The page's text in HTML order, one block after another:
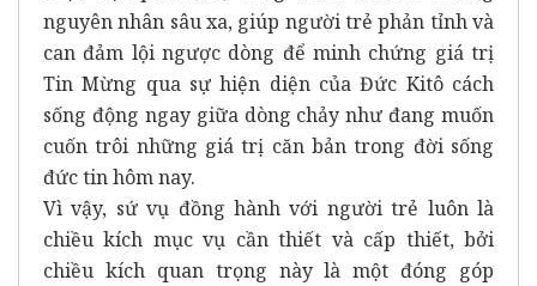
nguyên nhân sâu xa, giúp người trẻ phản tỉnh và
can đảm lội ngược dòng để minh chứng giá trị
Tin Mừng qua sự hiện diện của Đức Kitô cách
sống động ngay giữa dòng chảy như đang muốn
cuốn trôi những giá trị căn bản trong đời sống
đức tin hôm nay.
Vì vậy, sứ vụ đồng hành với người trẻ luôn là
chiều kích mục vụ cần thiết và cấp thiết, bởi
chiều kích quan trọng này là một đóng góp